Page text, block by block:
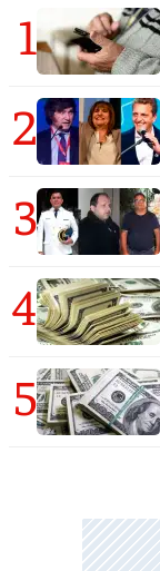
1
2
3
4
5